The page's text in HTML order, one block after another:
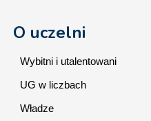
O uczelni
Wybitni i utalentowani
UG w liczbach
Władze